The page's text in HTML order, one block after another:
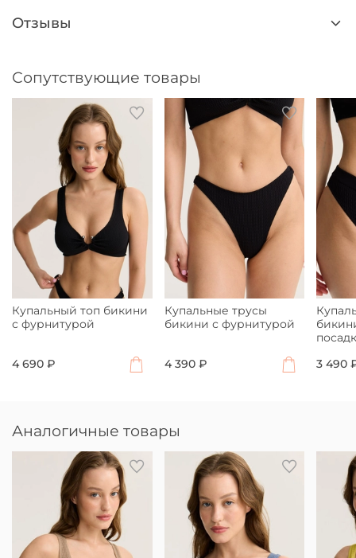
Отзывы
Сопутствующие товары
Купальный топ бикини
с фурнитурой
4 690 ₽
Купальные трусы
бикини с фурнитурой
4 390 ₽
3 490
Аналогичные товары